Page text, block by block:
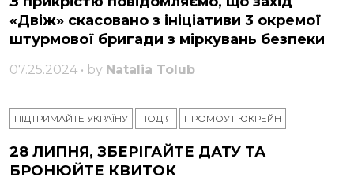
«Двіж» скасовано з ініціативи 3 окремої
штурмової бригади з міркувань безпеки
07.25.2024 • by Natalia Tolub
ПІДТРИМАЙТЕ УКРАЇНУ ПОДІЯ ПРОМОУТ ЮКРЕЙН
28 ЛИПНЯ, ЗБЕРІГАЙТЕ ДАТУ ТА
БРОНЮЙТЕ КВИТОК